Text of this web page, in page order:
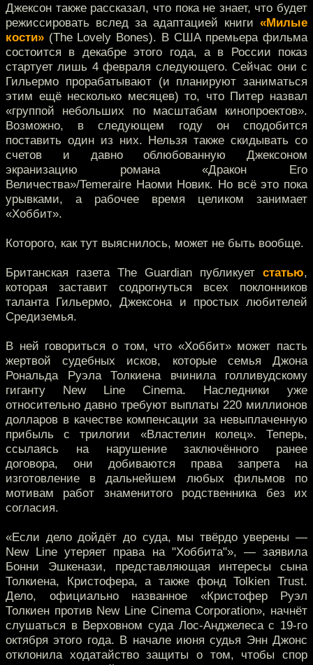
Джексон также рассказал, что пока не знает, что будет
режиссировать вслед за адаптацией книги «Милые
кости» (The Lovely Bones). В США премьера фильма
состоится в декабре этого года, а в России показ
стартует лишь 4 февраля следующего. Сейчас они с
Гильермо прорабатывают (и планируют заниматься
этим ещё несколько месяцев) то, что Питер назвал
«группой небольших по масштабам кинопроектов».
Возможно, в следующем году он сподобится
поставить один из них. Нельзя также скидывать со
счетов и давно облюбованную Джексоном
экранизацию романа «Дракон Его
Величества»/Temeraire Наоми Новик. Но всё это пока
урывками, а рабочее время целиком занимает
«Хоббит».
Которого, как тут выяснилось, может не быть вообще.
Британская газета The Guardian публикует статью,
которая заставит содрогнуться всех поклонников
таланта Гильермо, Джексона и простых любителей
Средиземья.
В ней говориться о том, что «Хоббит» может пасть
жертвой судебных исков, которые семья Джона
Рональда Руэла Толкиена вчинила голливудскому
гиганту New Line Cinema. Наследники уже
относительно давно требуют выплаты 220 миллионов
долларов в качестве компенсации за невыплаченную
прибыль с трилогии «Властелин колец». Теперь,
ссылаясь на нарушение заключённого ранее
договора, они добиваются права запрета на
изготовление в дальнейшем любых фильмов по
мотивам работ знаменитого родственника без их
согласия.
«Если дело дойдёт до суда, мы твёрдо уверены —
New Line утеряет права на "Хоббита"», — заявила
Бонни Эшкенази, представляющая интересы сына
Толкиена, Кристофера, а также фонд Tolkien Trust.
Дело, официально названное «Кристофер Руэл
Толкиен против New Line Cinema Corporation», начнёт
слушаться в Верховном суда Лос-Анджелеса с 19-го
октября этого года. В начале июня судья Энн Джонс
отклонила ходатайство защиты о том, чтобы спор